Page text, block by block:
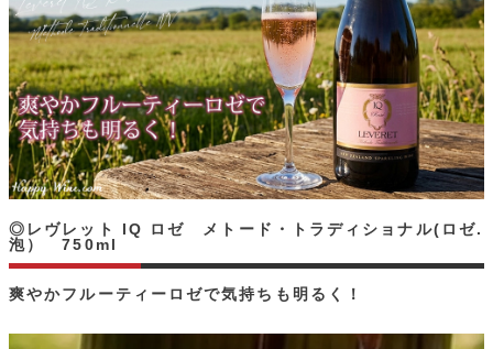
爽やかフルーティーロゼで気持ちも明るく！
◎レヴレット IQ ロゼ メトード・トラディショナル(ロゼ.
泡） 750ml